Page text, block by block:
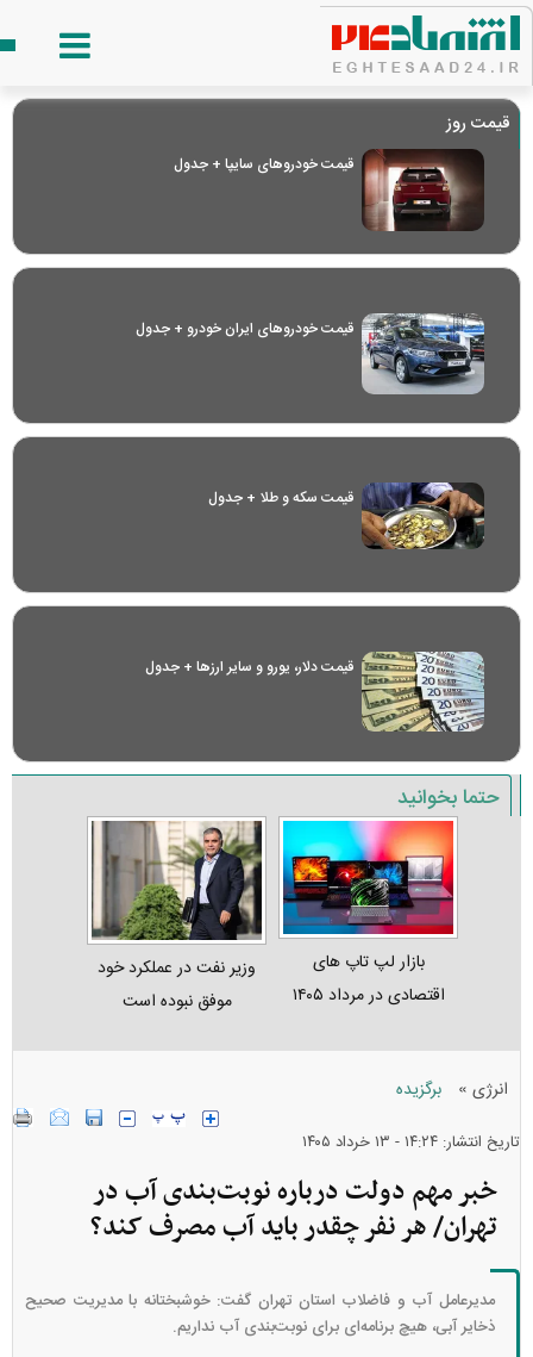
قیمت روز
قیمت خودرو‌های سایپا + جدول
قیمت خودرو‌های ایران خودرو + جدول
قیمت سکه و طلا + جدول
قیمت دلار، یورو و سایر ارز‌ها + جدول
حتما بخوانید
بازار لپ‌ تاپ‌ های
اقتصادی در مرداد ۱۴۰۵
وزیر نفت در عملکرد خود
موفق نبوده است
انرژی » برگزیده
تاریخ انتشار: ۱۴:۲۴ - ۱۳ خرداد ۱۴۰۵
خبر مهم دولت درباره نوبت‌بندی آب در
تهران/ هر نفر چقدر باید آب مصرف کند؟
مدیرعامل آب و فاضلاب استان تهران گفت: خوشبختانه با مدیریت صحیح
ذخایر آبی، هیچ برنامه‌ای برای نوبت‌بندی آب نداریم.